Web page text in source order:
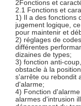
2Fonctions et
2.1 Fonctions et
1) Il a des fonctions
jugement logique,
pour maintenir et
2) réglages de
différentes
dizaines de types;
3) fonction anti-
obstacle à la
s'arrête ou rebondit
d'alarme;
4) Fonction
alarmes d'intrusion